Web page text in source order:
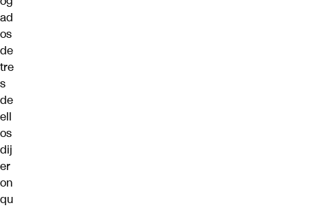
ad
os
de
tre
s
de
ell
os
dij
er
on
qu